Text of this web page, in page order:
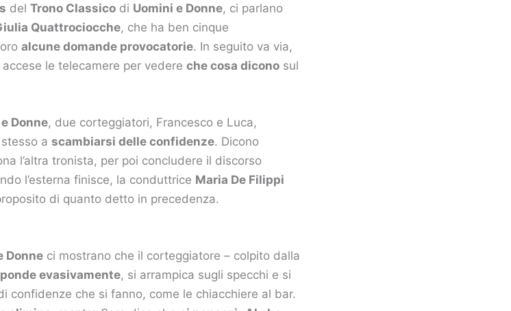
del Trono Classico di Uomini e Donne, ci parlano
Quattrociocche, che ha ben cinque
alcune domande provocatorie. In seguito va via,
le telecamere per vedere che cosa dicono sul
Donne, due corteggiatori, Francesco e Luca,
a scambiarsi delle confidenze. Dicono
l’altra tronista, per poi concludere il discorso
l’esterna finisce, la conduttrice Maria De Filippi
di quanto detto in precedenza.
Donne ci mostrano che il corteggiatore – colpito dalla
evasivamente, si arrampica sugli specchi e si
confidenze che si fanno, come le chiacchiere al bar.